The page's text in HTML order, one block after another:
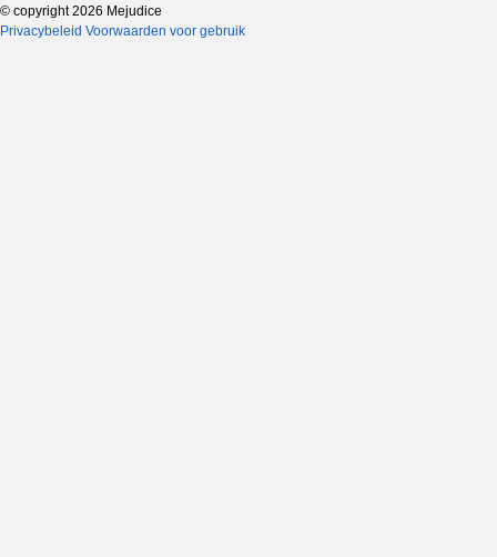
© copyright 2026 Mejudice
Privacybeleid Voorwaarden voor gebruik